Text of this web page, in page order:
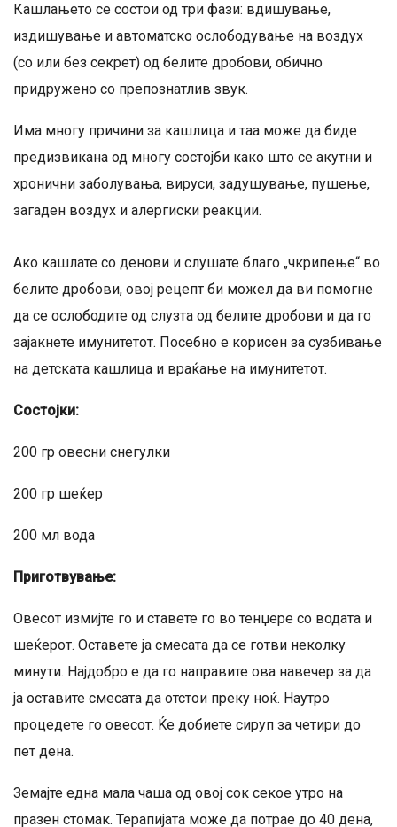
Кашлањето се состои од три фази: вдишување,
издишување и автоматско ослободување на воздух
(со или без секрет) од белите дробови, обично
придружено со препознатлив звук.
Има многу причини за кашлица и таа може да биде
предизвикана од многу состојби како што се акутни и
хронични заболувања, вируси, задушување, пушење,
загаден воздух и алергиски реакции.
Ако кашлате со денови и слушате благо „чкрипење“ во
белите дробови, овој рецепт би можел да ви помогне
да се ослободите од слузта од белите дробови и да го
зајакнете имунитетот. Посебно е корисен за сузбивање
на детската кашлица и враќање на имунитетот.
Состојки:
200 гр овесни снегулки
200 гр шеќер
200 мл вода
Приготвување:
Овесот измијте го и ставете го во тенџере со водата и
шеќерот. Оставете ја смесата да се готви неколку
минути. Најдобро е да го направите ова навечер за да
ја оставите смесата да отстои преку ноќ. Наутро
процедете го овесот. Ќе добиете сируп за четири до
пет дена.
Земајте една мала чаша од овој сок секое утро на
празен стомак. Терапијата може да потрае до 40 дена,